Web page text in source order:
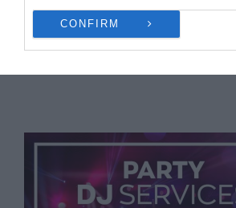
CONFIRM
ΚΆΝΕΤΕ LIKE ΣΤΗ ΣΕΛΊΔΑ ΜΑΣ